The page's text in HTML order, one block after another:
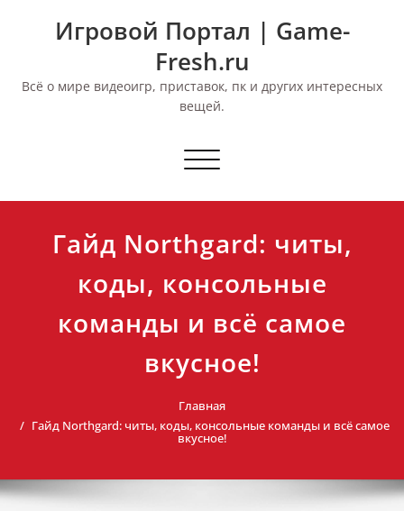
Игровой Портал | Game-
Fresh.ru
Всё о мире видеоигр, приставок, пк и других интересных
вещей.
Переключить
Гайд Northgard: читы,
коды, консольные
команды и всё самое
вкусное!
Главная
Гайд Northgard: читы, коды, консольные команды и всё самое
вкусное!